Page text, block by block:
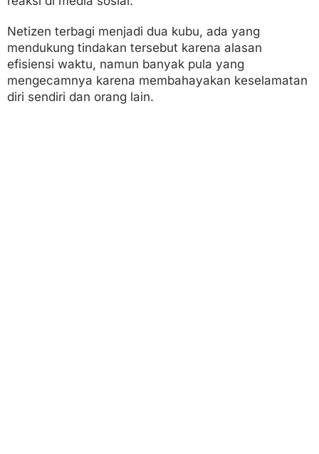
Netizen terbagi menjadi dua kubu, ada yang
mendukung tindakan tersebut karena alasan
efisiensi waktu, namun banyak pula yang
mengecamnya karena membahayakan keselamatan
diri sendiri dan orang lain.